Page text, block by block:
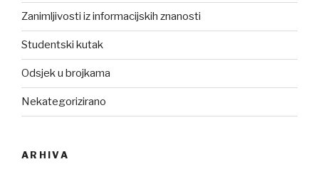
Zanimljivosti iz informacijskih znanosti
Studentski kutak
Odsjek u brojkama
Nekategorizirano
ARHIVA